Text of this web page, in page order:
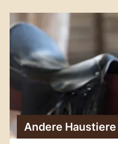
Andere Haustiere